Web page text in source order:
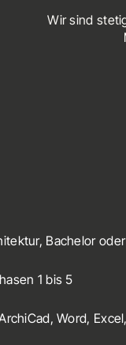
Wir sind
Bachelor
1 bis 5
Word,